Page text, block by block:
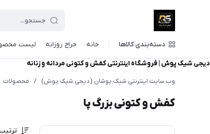
دسته‌بندی کالاها خانه حراج روزانه لیست
دیجی شیک پوش | فروشگاه اینترنتی کفش و کتونی مردانه و زنانه
وب سایت اینترنتی شیک پوشان (دیجی شیک پوش) / محصولات
کفش و کتونی بزرگ پا